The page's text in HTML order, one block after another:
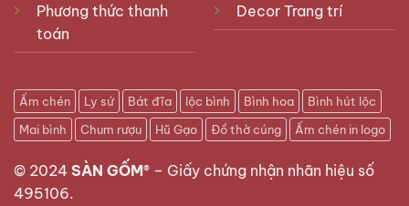
Phương thức thanh
toán
Decor Trang trí
Ấm chén Ly sứ Bát đĩa lộc bình Bình hoa
Bình hút lộc
Mai bình
Chum rượu Hũ Gạo Đồ thờ cúng Ấm chén in logo
© 2024 SÀN GỐM® – Giấy chứng nhận nhãn hiệu số
495106.